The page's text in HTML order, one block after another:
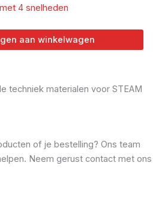
4 snelheden
aan winkelwagen
techniek materialen voor STEAM
of je bestelling? Ons team
Neem gerust contact met ons